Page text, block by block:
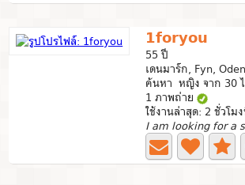
1foryou
55 ปี
เดนมาร์ก, Fyn,
ค้นหา หญิง จาก 30
1 ภาพถ่าย
ใช้งานล่าสุด: 2 ชั่วโม